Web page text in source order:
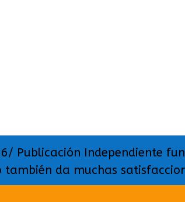
Publicación Independiente
también da muchas